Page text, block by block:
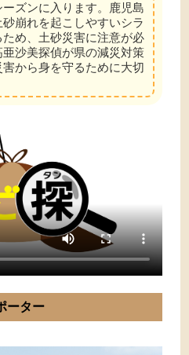
ズンに入ります。鹿児島
崩れを起こしやすいシラ
め、土砂災害に注意が必
沙美探偵が県の減災対策
から身を守るために大切
ーター